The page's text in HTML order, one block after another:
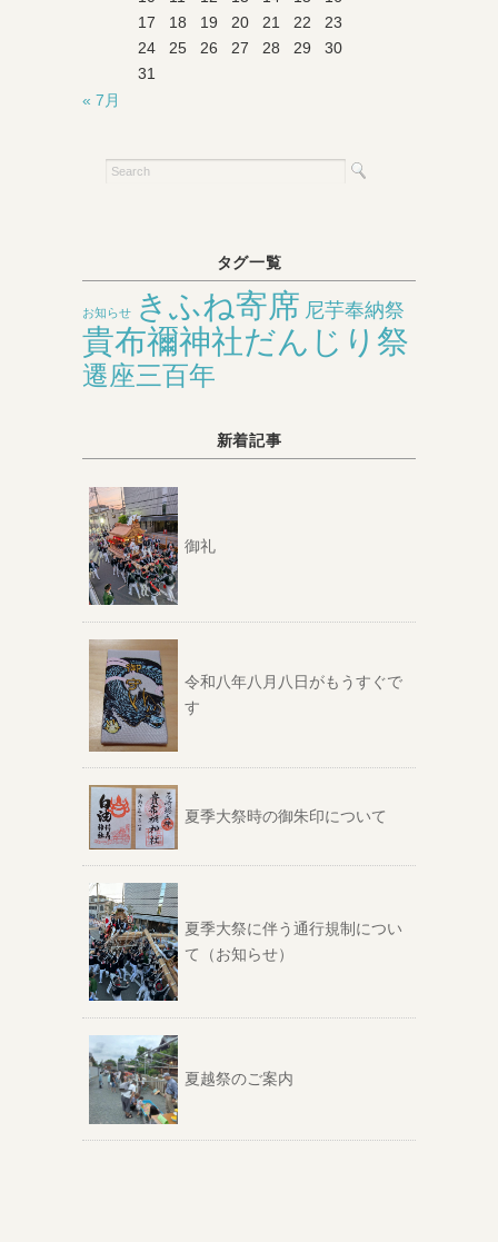
17
18 19 20 21 22
23
24
25 26 27 28 29
30
31
« 7月
タグ一覧
お知らせ きふね寄席 尼芋奉納祭
貴布禰神社だんじり祭
遷座三百年
新着記事
御礼
令和八年八月八日がもうすぐで
す
夏季大祭時の御朱印について
夏季大祭に伴う通行規制につい
て（お知らせ）
夏越祭のご案内